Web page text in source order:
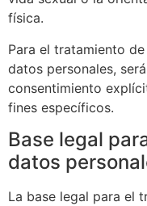
física.
Para el tratamiento
datos personales,
consentimiento
fines específicos.
Base legal
datos
La base legal para el